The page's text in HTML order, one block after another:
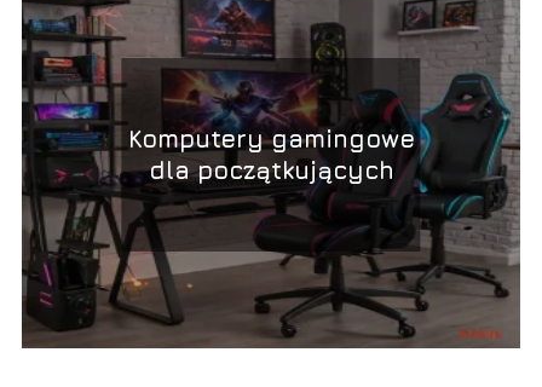
Komputery gamingowe
dla początkujących